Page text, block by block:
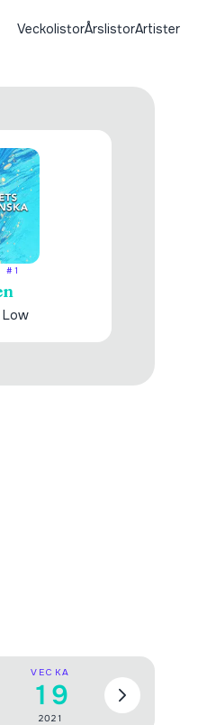
VeckolistorÅrslistorArtister
#1
Low
VECKA
19
2021